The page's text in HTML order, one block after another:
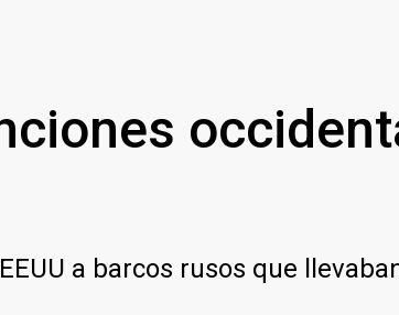
a barcos rusos que